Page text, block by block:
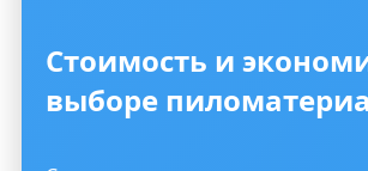
Стоимость и
выборе